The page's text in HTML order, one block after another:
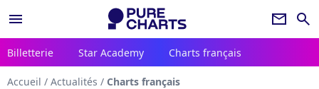
menu newsletter search
Billetterie Star Academy Charts français
Accueil / Actualités / Charts français